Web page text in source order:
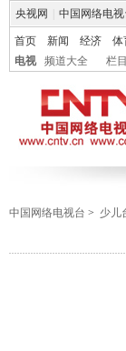
央视网 中国网络电视
首页 新闻 经济 体
电视
频道大全 栏
中国网络电视台 > 少儿